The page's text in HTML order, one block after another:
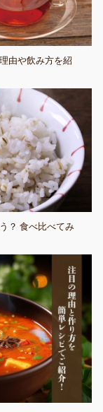
由や飲み方を紹
？ 食べ比べてみ